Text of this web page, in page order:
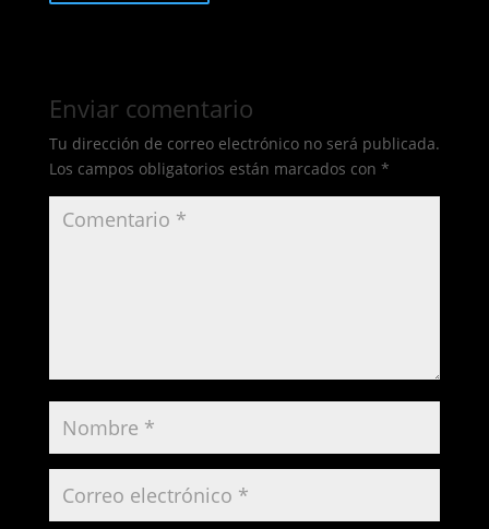
Enviar comentario
Tu dirección de correo electrónico no será publicada.
Los campos obligatorios están marcados con *